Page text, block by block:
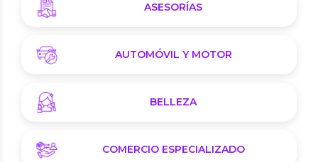
ASESORÍAS
AUTOMÓVIL Y MOTOR
BELLEZA
COMERCIO ESPECIALIZADO